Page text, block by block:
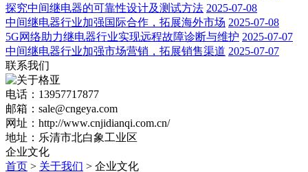
探究中间继电器的可靠性设计及测试方法 2025-07-08
中间继电器行业加强国际合作，拓展海外市场 2025-07-08
5G网络助力继电器行业实现远程故障诊断与维护 2025-07-07
中间继电器行业加强市场营销，拓展销售渠道 2025-07-07
联系我们
电话：13957717877
邮箱：sale@cngeya.com
网址：http://www.cnjidianqi.com.cn/
地址：乐清市北白象工业区
企业文化
首页 > 关于我们 > 企业文化